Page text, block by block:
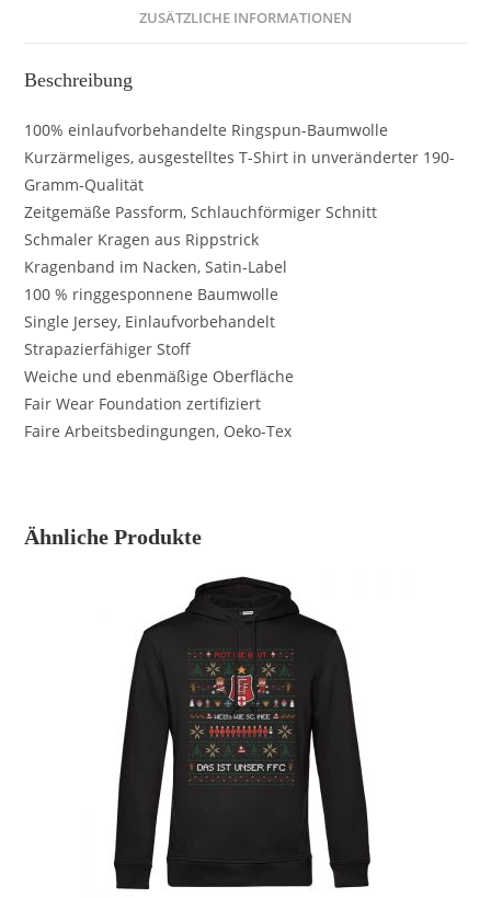
ZUSÄTZLICHE INFORMATIONEN
Beschreibung
100% einlaufvorbehandelte Ringspun-Baumwolle
Kurzärmeliges, ausgestelltes T-Shirt in unveränderter 190-
Gramm-Qualität
Zeitgemäße Passform, Schlauchförmiger Schnitt
Schmaler Kragen aus Rippstrick
Kragenband im Nacken, Satin-Label
100 % ringgesponnene Baumwolle
Single Jersey, Einlaufvorbehandelt
Strapazierfähiger Stoff
Weiche und ebenmäßige Oberfläche
Fair Wear Foundation zertifiziert
Faire Arbeitsbedingungen, Oeko-Tex
Ähnliche Produkte